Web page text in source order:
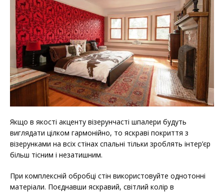
Якщо в якості акценту візерунчасті шпалери будуть
виглядати цілком гармонійно, то яскраві покриття з
візерунками на всіх стінах спальні тільки зроблять інтер’єр
більш тісним і незатишним.
При комплексній обробці стін використовуйте однотонні
матеріали. Поєднавши яскравий, світлий колір в